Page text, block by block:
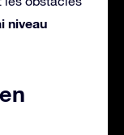
niveau